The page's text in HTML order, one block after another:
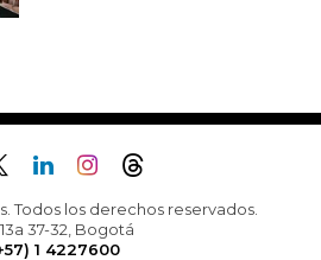
Todos los derechos reservados.
37-32, Bogotá
1 4227600